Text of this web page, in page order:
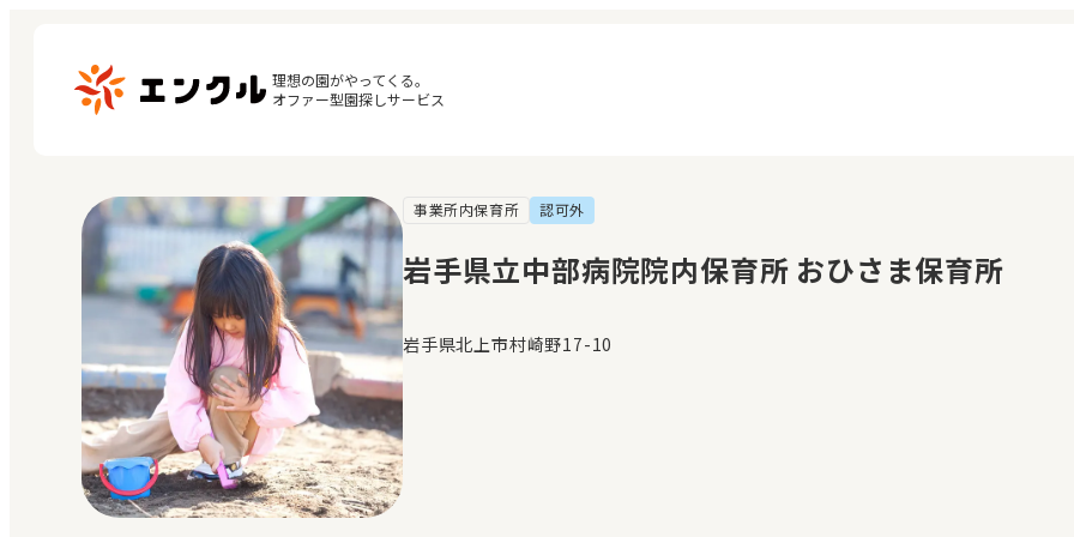
理想の園がやってくる。
オファー型園探しサービス
保育園・幼稚園を探す
地図から探す
地域から探す
マイページ
閲覧履歴
お気に入り
メッセージ
おすすめの園
事業所内保育所 認可外
岩手県立中部病院院内保育所 おひさま保育所
岩手県北上市村崎野17-10